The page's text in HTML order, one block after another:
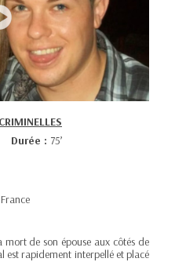
Durée : 75’
de son épouse aux côtés de
est rapidement interpellé et placé